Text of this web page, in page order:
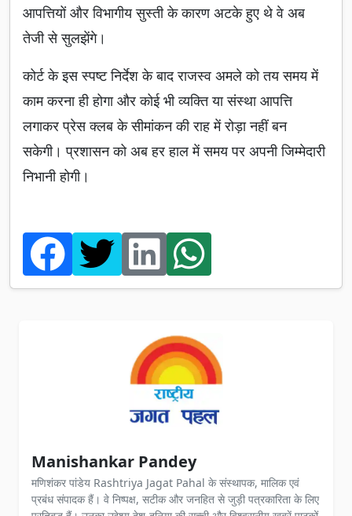
आपत्तियों और विभागीय सुस्ती के कारण अटके हुए थे वे अब
तेजी से सुलझेंगे।
कोर्ट के इस स्पष्ट निर्देश के बाद राजस्व अमले को तय समय में
काम करना ही होगा और कोई भी व्यक्ति या संस्था आपत्ति
लगाकर प्रेस क्लब के सीमांकन की राह में रोड़ा नहीं बन
सकेगी। प्रशासन को अब हर हाल में समय पर अपनी जिम्मेदारी
निभानी होगी।
Manishankar Pandey
मणिशंकर पांडेय Rashtriya Jagat Pahal के संस्थापक, मालिक एवं
प्रबंध संपादक हैं। वे निष्पक्ष, सटीक और जनहित से जुड़ी पत्रकारिता के लिए